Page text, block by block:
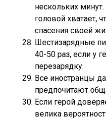
нескольких
головой хватает,
спасения своей
Шестизарядные
40-50 раз, если у
перезарядку.
Все иностранцы
предпочитают
Если герой
велика